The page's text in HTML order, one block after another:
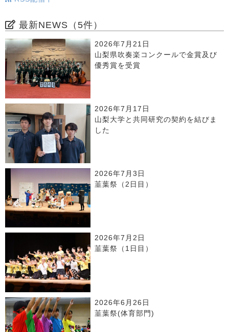
最新NEWS（5件）
2026年7月21日
山梨県吹奏楽コンクールで金賞及び
優秀賞を受賞
2026年7月17日
山梨大学と共同研究の契約を結びま
した
2026年7月3日
韮葉祭（2日目）
2026年7月2日
韮葉祭（1日目）
2026年6月26日
韮葉祭(体育部門)